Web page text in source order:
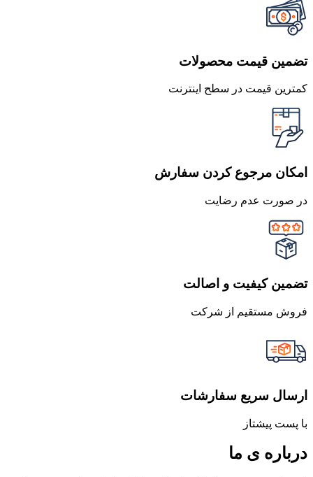
تضمین قیمت محصولات
کمترین قیمت در سطح اینترنت
امکان مرجوع کردن سفارش
در صورت عدم رضایت
تضمین کیفیت و اصالت
فروش مستقیم از شرکت
ارسال سریع سفارشات
با پست پیشتاز
درباره ی ما